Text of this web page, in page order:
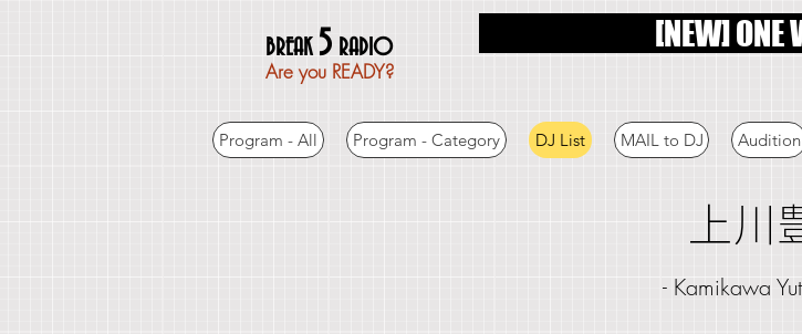
BREAK 5 RADIO
Are you READY?
[NEW] ONE
Program - All Program - Category DJ List MAIL to DJ Audition
上川
- Kamikawa